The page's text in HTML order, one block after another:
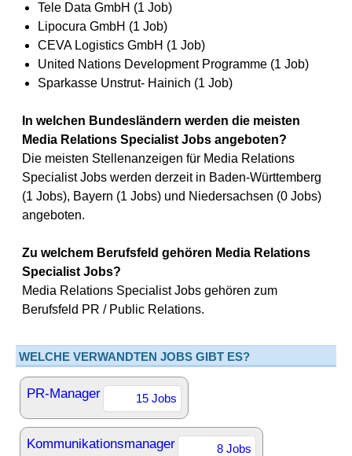
Tele Data GmbH (1 Job)
Lipocura GmbH (1 Job)
CEVA Logistics GmbH (1 Job)
United Nations Development Programme (1 Job)
Sparkasse Unstrut- Hainich (1 Job)
In welchen Bundesländern werden die meisten
Media Relations Specialist Jobs angeboten?
Die meisten Stellenanzeigen für Media Relations
Specialist Jobs werden derzeit in Baden-Württemberg
(1 Jobs), Bayern (1 Jobs) und Niedersachsen (0 Jobs)
angeboten.
Zu welchem Berufsfeld gehören Media Relations
Specialist Jobs?
Media Relations Specialist Jobs gehören zum
Berufsfeld PR / Public Relations.
WELCHE VERWANDTEN JOBS GIBT ES?
PR-Manager 15 Jobs
Kommunikationsmanager 8 Jobs